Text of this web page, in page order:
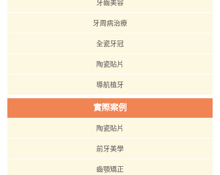
牙齒美容
牙周病治療
全瓷牙冠
陶瓷貼片
導航植牙
實際案例
陶瓷貼片
前牙美學
齒顎矯正